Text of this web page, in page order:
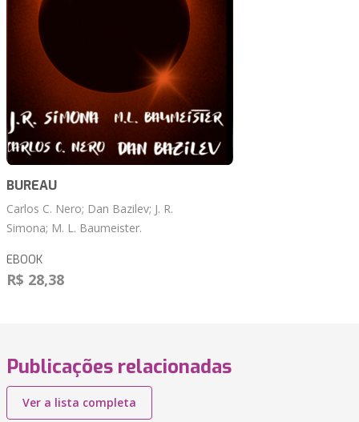
BUREAU
Carlos C. Nero; Dan Bazilev; J. R.
Simona; M. L. Baumeister.
EBOOK
R$ 28,38
Publicações relacionadas
Ver a lista completa